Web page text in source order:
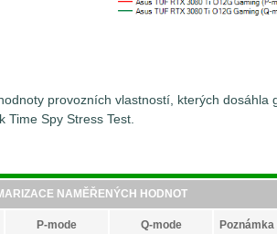
provozních vlastností, kterých dosáhla
Time Spy Stress Test.
NAMĚŘENÝCH HODNOT
P-mode Q-mode